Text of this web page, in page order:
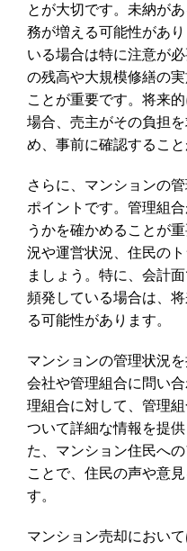
とが大切です。未納が
務が増える可能性があ
いる場合は特に注意が
の残高や大規模修繕の
ことが重要です。将来
場合、売主がその負担
め、事前に確認すること
さらに、マンションの
ポイントです。管理組
うかを確かめることが
況や運営状況、住民の
ましょう。特に、会計
頻発している場合は、
る可能性があります。
マンションの管理状況
会社や管理組合に問い
理組合に対して、管理
ついて詳細な情報を提
た、マンション住民へ
ことで、住民の声や意
す。
マンション売却におい